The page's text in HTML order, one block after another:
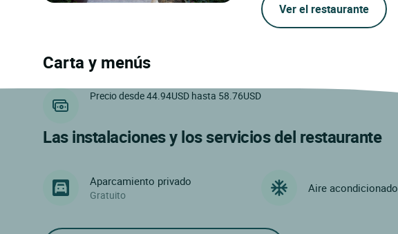
Ver el restaurante
Carta y menús
Precio desde 44.94USD hasta 58.76USD
Las instalaciones y los servicios del restaurante
Aparcamiento privado
Gratuito
Aire acondicionado